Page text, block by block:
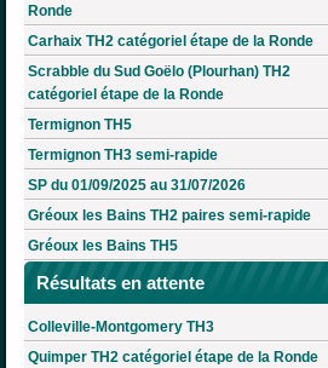
Ronde
Carhaix TH2 catégoriel étape de la Ronde
Scrabble du Sud Goëlo (Plourhan) TH2
catégoriel étape de la Ronde
Termignon TH5
Termignon TH3 semi-rapide
SP du 01/09/2025 au 31/07/2026
Gréoux les Bains TH2 paires semi-rapide
Gréoux les Bains TH5
Résultats en attente
Colleville-Montgomery TH3
Quimper TH2 catégoriel étape de la Ronde